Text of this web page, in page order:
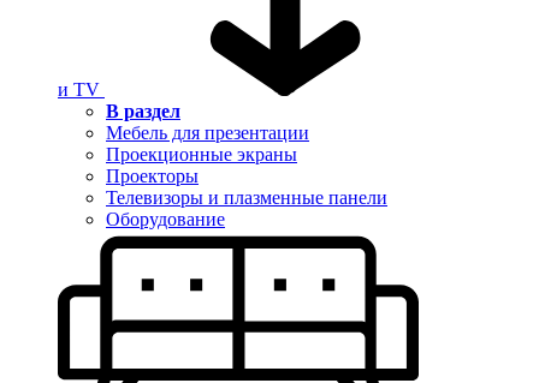
и TV
В раздел
Мебель для презентации
Проекционные экраны
Проекторы
Телевизоры и плазменные панели
Оборудование